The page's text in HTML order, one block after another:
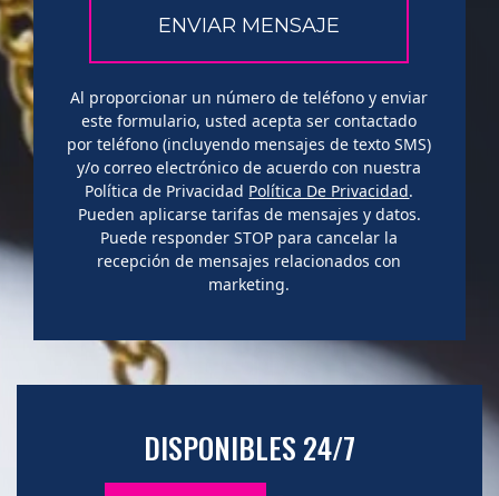
Al proporcionar un número de teléfono y enviar
este formulario, usted acepta ser contactado
por teléfono (incluyendo mensajes de texto SMS)
y/o correo electrónico de acuerdo con nuestra
Política de Privacidad Política De Privacidad.
Pueden aplicarse tarifas de mensajes y datos.
Puede responder STOP para cancelar la
recepción de mensajes relacionados con
marketing.
DISPONIBLES 24/7